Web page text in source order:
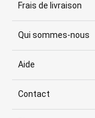
Frais de livraison
Qui sommes-nous
Aide
Contact